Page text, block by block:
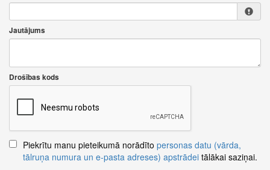
Jautājums
Drošības kods
Piekrītu manu pieteikumā norādīto personas datu (vārda,
tālruņa numura un e-pasta adreses) apstrādei tālākai saziņai.